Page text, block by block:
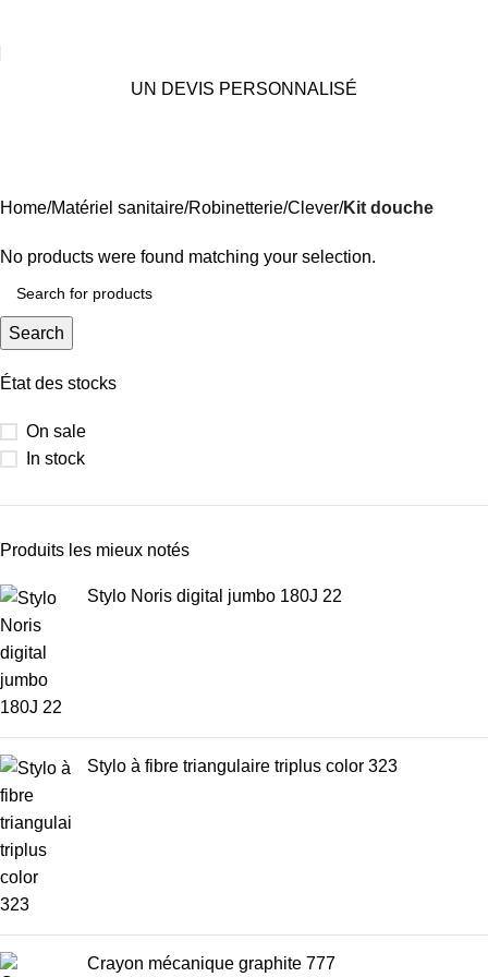
UN DEVIS PERSONNALISÉ
État des stocks
On sale
In stock
Produits les mieux notés
Stylo Noris digital jumbo 180J 22
Stylo à fibre triangulaire triplus color 323
Crayon mécanique graphite 777
Home Matériel sanitaire Robinetterie Clever Kit douche
No products were found matching your selection.
Search